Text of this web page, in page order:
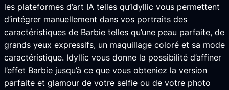
les plateformes d’art IA telles qu’Idyllic vous permettent
d’intégrer manuellement dans vos portraits des
caractéristiques de Barbie telles qu’une peau parfaite, de
grands yeux expressifs, un maquillage coloré et sa mode
caractéristique. Idyllic vous donne la possibilité d’affiner
l’effet Barbie jusqu’à ce que vous obteniez la version
parfaite et glamour de votre selfie ou de votre photo